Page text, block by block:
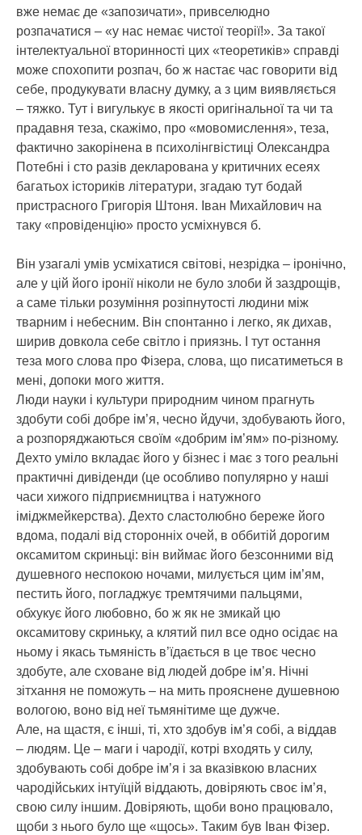
вже немає де «запозичати», привселюдно
розпачатися – «у нас немає чистої теорії!». За такої
інтелектуальної вторинності цих «теоретиків» справді
може спохопити розпач, бо ж настає час говорити від
себе, продукувати власну думку, а з цим виявляється
– тяжко. Тут і вигулькує в якості оригінальної та чи та
прадавня теза, скажімо, про «мовомислення», теза,
фактично закорінена в психолінгвістиці Олександра
Потебні і сто разів декларована у критичних есеях
багатьох істориків літератури, згадаю тут бодай
пристрасного Григорія Штоня. Іван Михайлович на
таку «провіденцію» просто усміхнувся б.
Він узагалі умів усміхатися світові, незрідка – іронічно,
але у цій його іронії ніколи не було злоби й заздрощів,
а саме тільки розуміння розіпнутості людини між
тварним і небесним. Він спонтанно і легко, як дихав,
ширив довкола себе світло і приязнь. І тут остання
теза мого слова про Фізера, слова, що писатиметься в
мені, допоки мого життя.
Люди науки і культури природним чином прагнуть
здобути собі добре ім’я, чесно йдучи, здобувають його,
а розпоряджаються своїм «добрим ім’ям» по-різному.
Дехто уміло вкладає його у бізнес і має з того реальні
практичні дивіденди (це особливо популярно у наші
часи хижого підприємництва і натужного
іміджмейкерства). Дехто сластолюбно береже його
вдома, подалі від сторонніх очей, в оббитій дорогим
оксамитом скриньці: він виймає його безсонними від
душевного неспокою ночами, милується цим ім’ям,
пестить його, погладжує тремтячими пальцями,
обхукує його любовно, бо ж як не змикай цю
оксамитову скриньку, а клятий пил все одно осідає на
ньому і якась тьмяність в’їдається в це твоє чесно
здобуте, але сховане від людей добре ім’я. Нічні
зітхання не поможуть – на мить прояснене душевною
вологою, воно від неї тьмянітиме ще дужче.
Але, на щастя, є інші, ті, хто здобув ім’я собі, а віддав
– людям. Це – маги і чародії, котрі входять у силу,
здобувають собі добре ім’я і за вказівкою власних
чародійських інтуїцій віддають, довіряють своє ім’я,
свою силу іншим. Довіряють, щоби воно працювало,
щоби з нього було ще «щось». Таким був Іван Фізер.